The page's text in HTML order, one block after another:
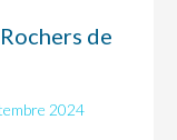
de
2024